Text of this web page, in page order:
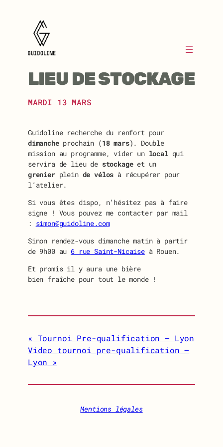
contenu
LIEU DE STOCKAGE
MARDI 13 MARS
Guidoline recherche du renfort pour
dimancheprochain (18 mars). Double
mission au programme, vider un localqui
servira de lieu de stockageet un
grenierpleinde vélos à récupérer pour
l’atelier.
Si vous êtes dispo, n’hésitez pas à faire
signe ! Vous pouvez me contacter par mail
: simon@guidoline.com
Sinon rendez-vous dimanche matin à partir
de 9h00 au 6 rue Saint-Nicaiseà Rouen.
Et promis il y aura une bière
bien fraîche pour tout le monde !
Tournoi Pre-qualification – Lyon
Video tournoi pre-qualification –
Lyon
Mentions légales